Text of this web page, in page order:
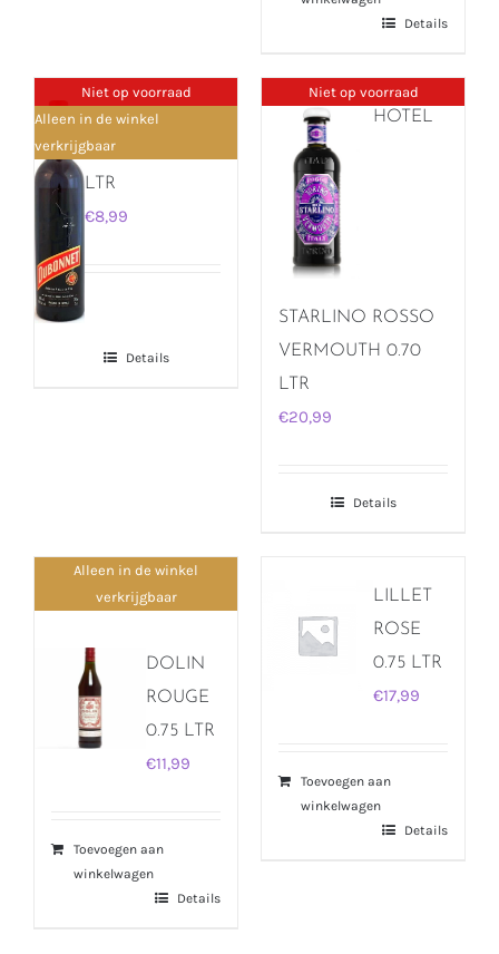
Details
Niet op voorraad
Alleen in de winkel
verkrijgbaar
DUBONNET
ROUGE 0.75
LTR
€8,99
Details
Niet op voorraad
HOTEL
STARLINO ROSSO
VERMOUTH 0.70
LTR
€20,99
Details
Alleen in de winkel
verkrijgbaar
DOLIN
ROUGE
0.75 LTR
€11,99
Toevoegen aan
winkelwagen
Details
LILLET
ROSE
0.75 LTR
€17,99
Toevoegen aan
winkelwagen
Details